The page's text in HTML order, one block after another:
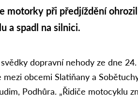
motorky při předjíždění
a spadl na silnici.
dopravní nehody ze dne
obcemi Slatiňany a
Podhůra. „Řidiče motocyklu